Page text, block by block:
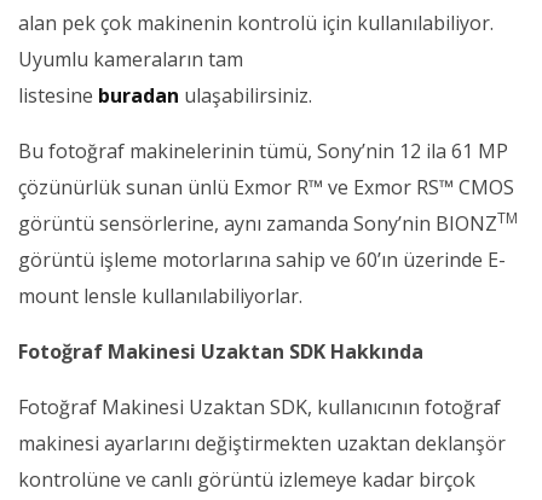
alan pek çok makinenin kontrolü için kullanılabiliyor.
Uyumlu kameraların tam
listesine buradan ulaşabilirsiniz.
Bu fotoğraf makinelerinin tümü, Sony’nin 12 ila 61 MP
çözünürlük sunan ünlü Exmor R™ ve Exmor RS™ CMOS
görüntü sensörlerine, aynı zamanda Sony’nin BIONZTM
görüntü işleme motorlarına sahip ve 60’ın üzerinde E-
mount lensle kullanılabiliyorlar.
Fotoğraf Makinesi Uzaktan SDK Hakkında
Fotoğraf Makinesi Uzaktan SDK, kullanıcının fotoğraf
makinesi ayarlarını değiştirmekten uzaktan deklanşör
kontrolüne ve canlı görüntü izlemeye kadar birçok